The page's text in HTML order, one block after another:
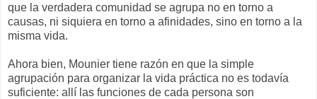
que la verdadera comunidad se agrupa no en torno a
causas, ni siquiera en torno a afinidades, sino en torno a la
misma vida.
Ahora bien, Mounier tiene razón en que la simple
agrupación para organizar la vida práctica no es todavía
suficiente: allí las funciones de cada persona son